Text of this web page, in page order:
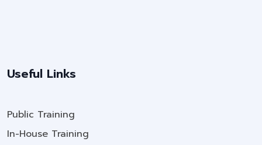
Useful Links
Public Training
In-House Training